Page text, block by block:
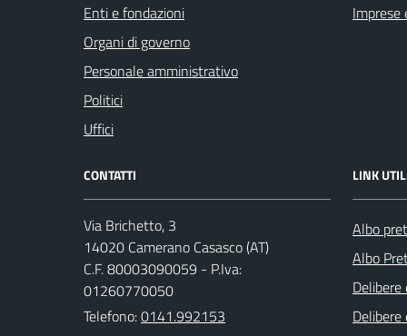
Enti e fondazioni
Organi di governo
Personale amministrativo
Politici
Uffici
Imprese
CONTATTI
Via Brichetto, 3
14020 Camerano Casasco (AT)
C.F. 80003090059 - P.Iva:
01260770050
Telefono:0141.992153
LINK
Albo
Albo
Delibere